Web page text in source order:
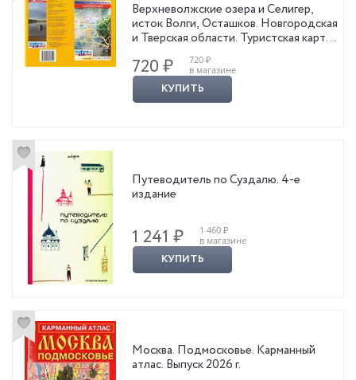
Верхневолжские озера и Селигер,
исток Волги, Осташков. Новгородская
и Тверская области. Туристская карта.
Масштаб 1: 13000, 1: 100000
720 ₽
720 ₽
в магазине
КУПИТЬ
Путеводитель по Суздалю. 4-е
издание
1 241 ₽
1 460 ₽
в магазине
КУПИТЬ
Москва. Подмосковье. Карманный
атлас. Выпуск 2026 г.